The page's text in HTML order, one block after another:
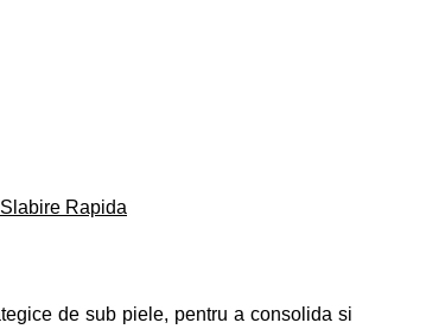
Rapida
de sub piele, pentru a consolida si